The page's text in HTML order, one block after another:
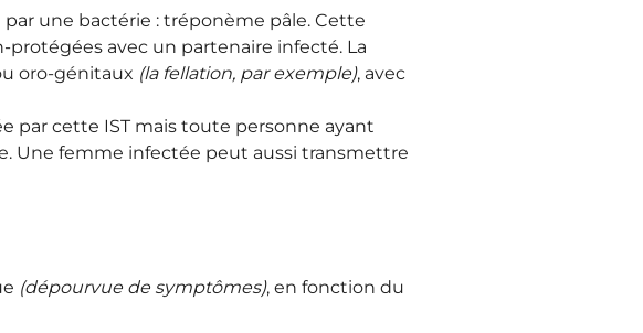
une bactérie : tréponème pâle. Cette
avec un partenaire infecté. La
oro-génitaux (la fellation, par exemple), avec
par cette IST mais toute personne ayant
Une femme infectée peut aussi transmettre
(dépourvue de symptômes), en fonction du